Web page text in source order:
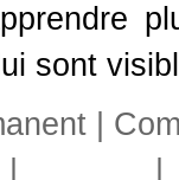
sont